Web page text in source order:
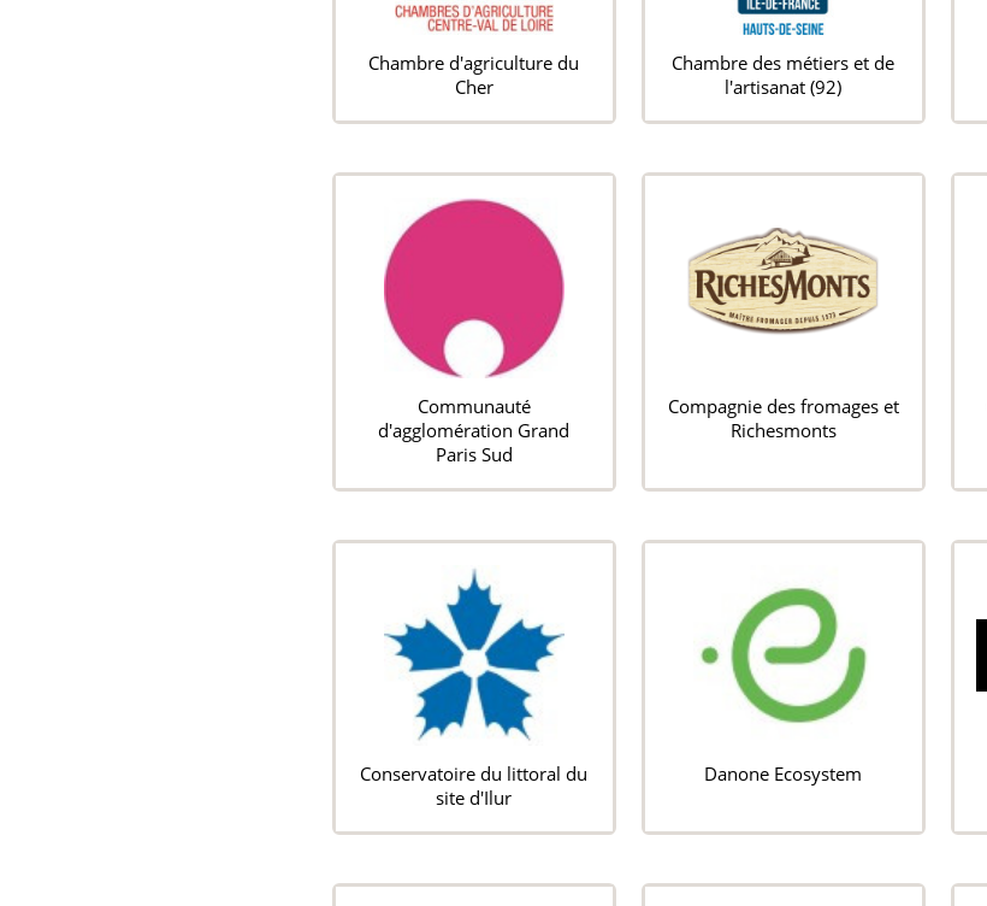
Chambre d'agriculture du
Cher
Chambre des métiers et de
l'artisanat (92)
Communauté
d'agglomération Grand
Paris Sud
Compagnie des fromages et
Richesmonts
Conservatoire du littoral du
site d'Ilur
Danone Ecosystem